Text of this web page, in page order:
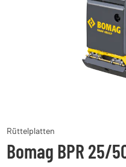
Rüttelplatten
Bomag BPR 25/